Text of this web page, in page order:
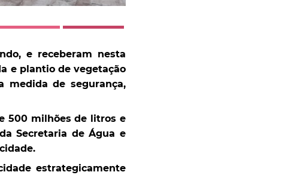
e receberam nesta
e plantio de vegetação
medida de segurança,
500 milhões de litros e
Secretaria de Água e
estrategicamente